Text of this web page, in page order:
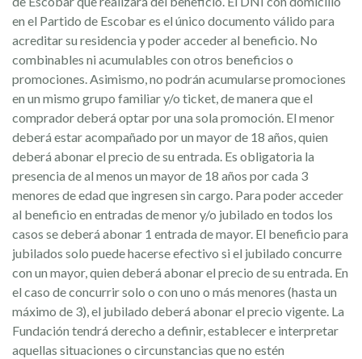
A CONSERVAR EL CIERVO DE
dapibus in, viverra quis, feugiat a, tellus. Phasrutrum. Aenean
nisi vel augue.
PODRÁS VISITAR EL BIOPARQUE CUANDO
COLABORÁ
TRABAJAR EN UN
CON LA NATURALEZA?
A SUMARTE A NUESTRO
en el Partido de Escobar es el único documento válido para
acreditar su residencia y poder acceder al beneficio. No
combinables ni acumulables con otros beneficios o
promociones. Asimismo, no podrán acumularse promociones
en un mismo grupo familiar y/o ticket, de manera que el
comprador deberá optar por una sola promoción. El menor
deberá estar acompañado por un mayor de 18 años, quien
deberá abonar el precio de su entrada. Es obligatoria la
presencia de al menos un mayor de 18 años por cada 3
menores de edad que ingresen sin cargo. Para poder acceder
al beneficio en entradas de menor y/o jubilado en todos los
casos se deberá abonar 1 entrada de mayor. El beneficio para
jubilados solo puede hacerse efectivo si el jubilado concurre
con un mayor, quien deberá abonar el precio de su entrada. En
el caso de concurrir solo o con uno o más menores (hasta un
máximo de 3), el jubilado deberá abonar el precio vigente. La
Fundación tendrá derecho a definir, establecer e interpretar
aquellas situaciones o circunstancias que no estén